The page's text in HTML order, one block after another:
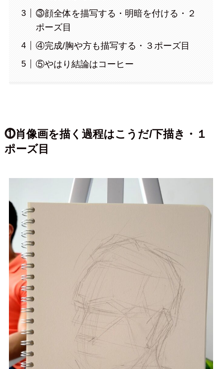
⓷顔全体を描写する・明暗を付ける・２
ポーズ目
④完成/胸や方も描写する・３ポーズ目
⑤やはり結論はコーヒー
⓵肖像画を描く過程はこうだ/下描き・１
ポーズ目